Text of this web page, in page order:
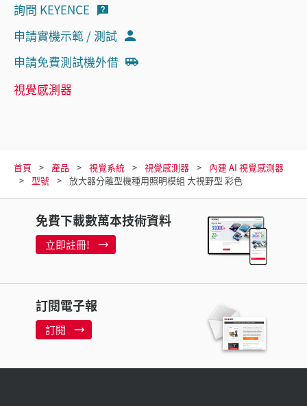
詢問 KEYENCE
申請實機示範 / 測試
申請免費測試機外借
視覺感測器
首頁 產品 視覺系統 視覺感測器
內建 AI 視覺感測器
型號
放大器分離型機種用照明模組 大視野型 彩色
免費下載數萬本技術資料
立即註冊!
訂閱電子報
訂閱